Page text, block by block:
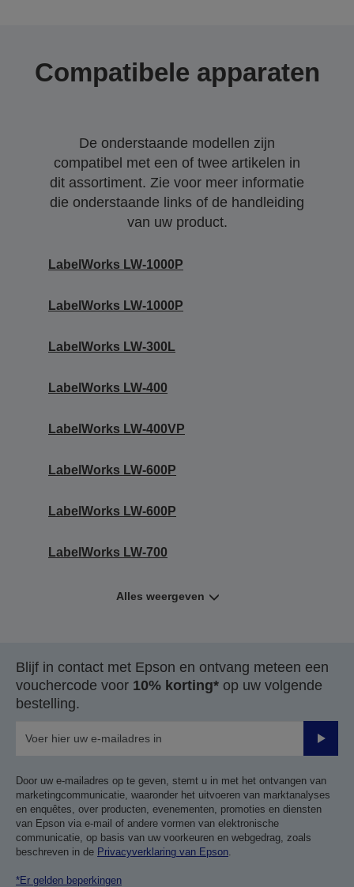
Compatibele apparaten
De onderstaande modellen zijn
compatibel met een of twee artikelen in
dit assortiment. Zie voor meer informatie
die onderstaande links of de handleiding
van uw product.
LabelWorks LW-1000P
LabelWorks LW-1000P
LabelWorks LW-300L
LabelWorks LW-400
LabelWorks LW-400VP
LabelWorks LW-600P
LabelWorks LW-600P
LabelWorks LW-700
Alles weergeven
Blijf in contact met Epson en ontvang meteen een
vouchercode voor 10% korting* op uw volgende
bestelling.
Door uw e-mailadres op te geven, stemt u in met het ontvangen van
marketingcommunicatie, waaronder het uitvoeren van marktanalyses
en enquêtes, over producten, evenementen, promoties en diensten
van Epson via e-mail of andere vormen van elektronische
communicatie, op basis van uw voorkeuren en webgedrag, zoals
beschreven in de Privacyverklaring van Epson
*Er gelden beperkingen